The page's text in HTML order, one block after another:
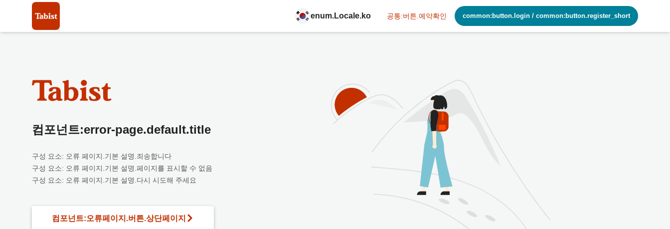
enum.Locale.ko 공통:버튼.예약확인 common:button.login / common:button.register_short
컴포넌트:error-page.default.title
구성 요소: 오류 페이지.기본 설명.죄송합니다
구성 요소: 오류 페이지.기본 설명.페이지를 표시할 수 없음
구성 요소: 오류 페이지.기본 설명.다시 시도해 주세요
컴포넌트:오류페이지.버튼.상단페이지